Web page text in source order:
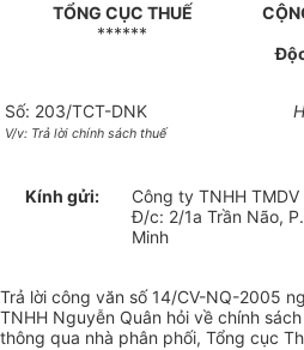
TỔNG CỤC THUẾ
******
Số: 203/TCT-DNK
V/v: Trả lời chính sách thuế
Kính gửi:
Công ty TNHH
Đ/c: 2/1a Trần Não,
Minh
Trả lời công văn số 14/CV-NQ-2005
TNHH Nguyễn Quân hỏi về chính
thông qua nhà phân phối, Tổng cục